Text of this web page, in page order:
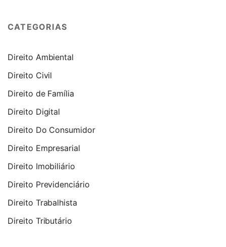
CATEGORIAS
Direito Ambiental
Direito Civil
Direito de Família
Direito Digital
Direito Do Consumidor
Direito Empresarial
Direito Imobiliário
Direito Previdenciário
Direito Trabalhista
Direito Tributário